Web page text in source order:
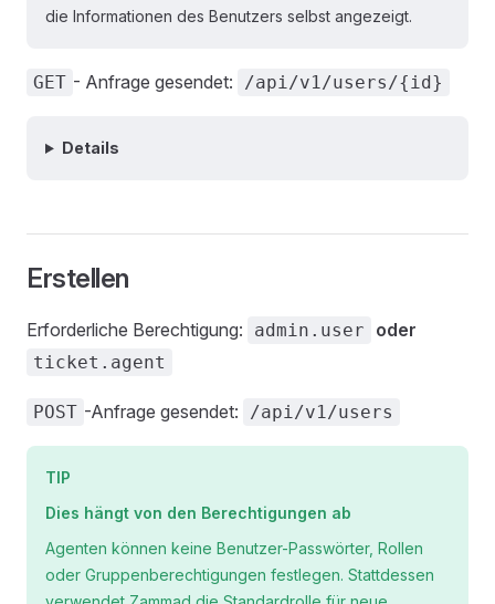
die Informationen des Benutzers selbst angezeigt.
GET - Anfrage gesendet: /api/v1/users/{id}
Details
Erstellen
Erforderliche Berechtigung: admin.user oder
ticket.agent
POST -Anfrage gesendet: /api/v1/users
TIP
Dies hängt von den Berechtigungen ab
Agenten können keine Benutzer-Passwörter, Rollen
oder Gruppenberechtigungen festlegen. Stattdessen